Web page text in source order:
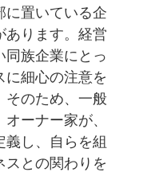
に置いている企
あります。経営
同族企業にとっ
に細心の注意を
そのため、一般
ーナー家が、
義し、自らを組
スとの関わりを